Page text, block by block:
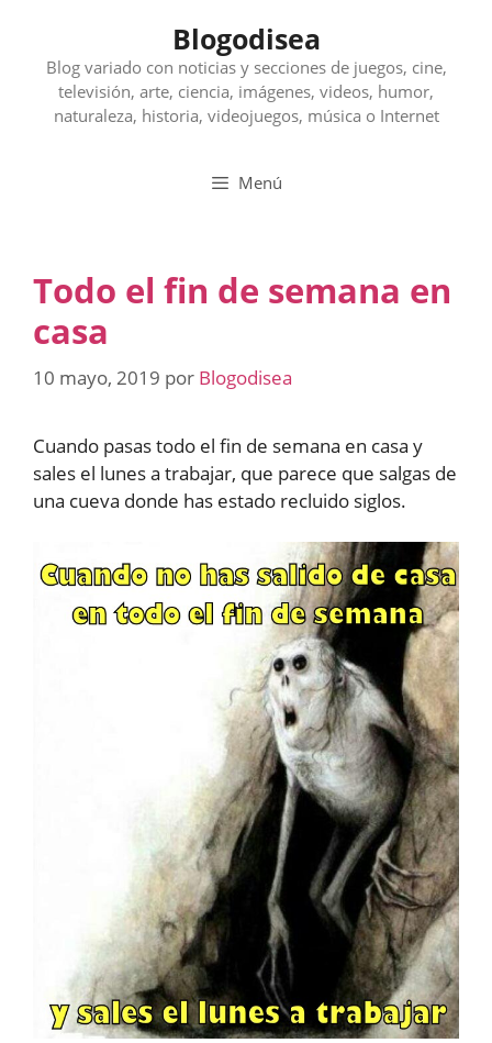
contenido
Blogodisea
Blog variado con noticias y secciones de juegos, cine,
televisión, arte, ciencia, imágenes, videos, humor,
naturaleza, historia, videojuegos, música o Internet
Menú
Todo el fin de semana en
casa
10 mayo, 2019 por Blogodisea
Cuando pasas todo el fin de semana en casa y
sales el lunes a trabajar, que parece que salgas de
una cueva donde has estado recluido siglos.